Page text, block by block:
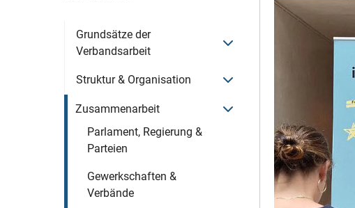
Grundsätze der
Verbandsarbeit
Struktur & Organisation
Zusammenarbeit
Parlament, Regierung &
Parteien
Gewerkschaften &
Verbände